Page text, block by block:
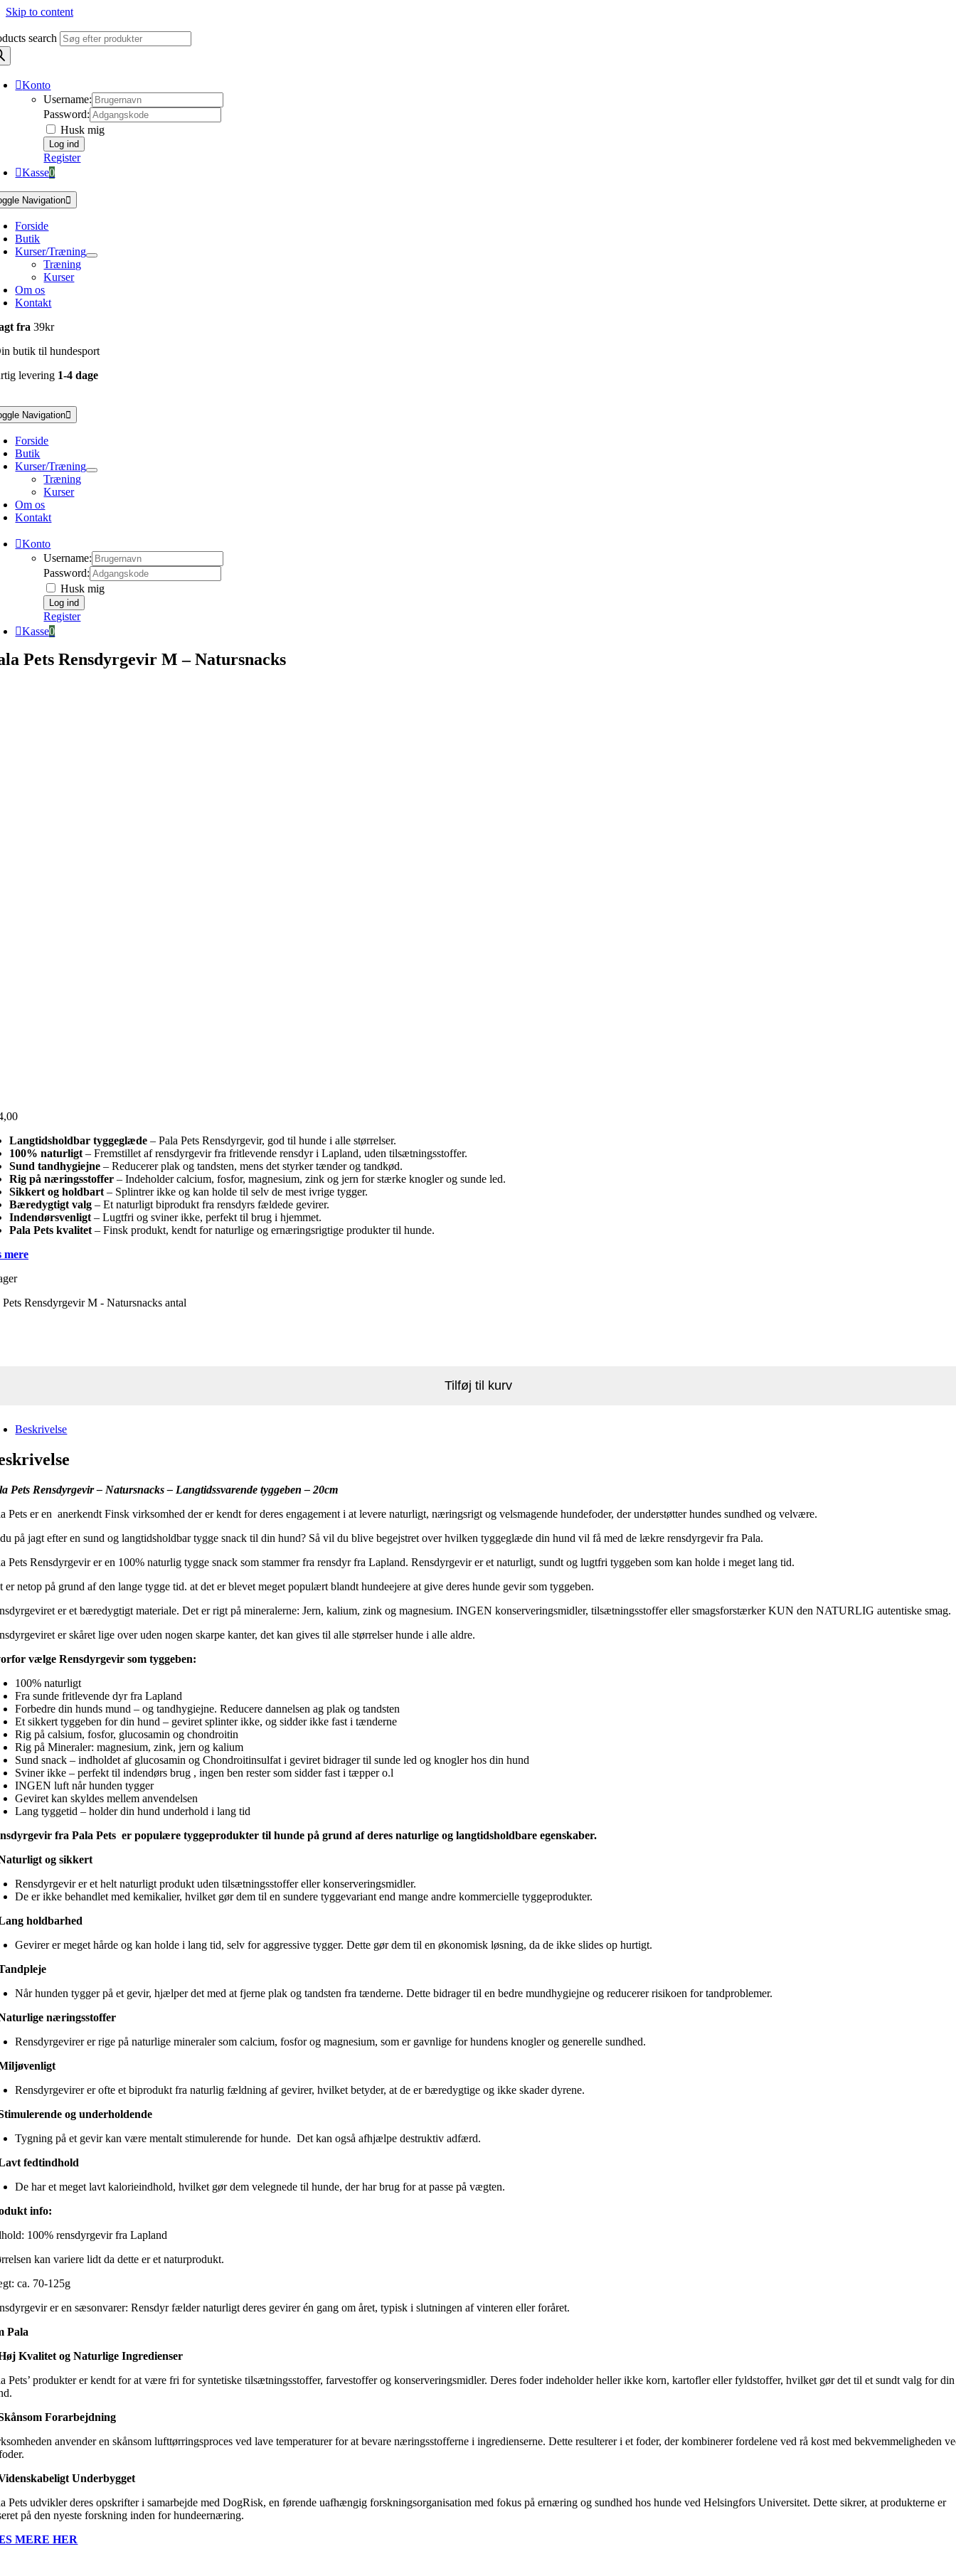
Skip to content
search
Konto
Username:
Password:
Husk mig
Register
Kasse0
Navigation
Forside
Butik
Kurser/Træning
Træning
Kurser
Om os
Kontakt
fra39kr
butik til hundesport
levering 1-4 dage
Navigation
Forside
Butik
Kurser/Træning
Træning
Kurser
Om os
Kontakt
Konto
Username:
Password:
Husk mig
Register
Kasse0
Pets Rensdyrgevir M – Natursnacks
Langtidsholdbar tyggeglæde – Pala Pets Rensdyrgevir, god til hunde i alle størrelser.
100% naturligt – Fremstillet af rensdyrgevir fra fritlevende rensdyr i Lapland, uden tilsætningsstoffer.
Sund tandhygiejne – Reducerer plak og tandsten, mens det styrker tænder og tandkød.
Rig på næringsstoffer – Indeholder calcium, fosfor, magnesium, zink og jern for stærke knogler og sunde led.
Sikkert og holdbart – Splintrer ikke og kan holde til selv de mest ivrige tygger.
Bæredygtigt valg – Et naturligt biprodukt fra rensdyrs fældede gevirer.
Indendørsvenligt – Lugtfri og sviner ikke, perfekt til brug i hjemmet.
Pala Pets kvalitet – Finsk produkt, kendt for naturlige og ernæringsrigtige produkter til hunde.
mere
Pets Rensdyrgevir M - Natursnacks antal
Tilføj til kurv
Beskrivelse
Pets Rensdyrgevir – Natursnacks – Langtidssvarende tyggeben – 20cm
Pets er en anerkendt Finsk virksomhed der er kendt for deres engagement i at levere naturligt, næringsrigt og velsmagende hundefoder, der understøtter hundes sundhed og velvære.
på jagt efter en sund og langtidsholdbar tygge snack til din hund? Så vil du blive begejstret over hvilken tyggeglæde din hund vil få med de lækre rensdyrgevir fra Pala.
Pets Rensdyrgevir er en 100% naturlig tygge snack som stammer fra rensdyr fra Lapland. Rensdyrgevir er et naturligt, sundt og lugtfri tyggeben som kan holde i meget lang tid.
er netop på grund af den lange tygge tid. at det er blevet meget populært blandt hundeejere at give deres hunde gevir som tyggeben.
er et bæredygtigt materiale. Det er rigt på mineralerne: Jern, kalium, zink og magnesium. INGEN konserveringsmidler, tilsætningsstoffer eller smagsforstærker KUN den NATURLIG autentiske smag.
er skåret lige over uden nogen skarpe kanter, det kan gives til alle størrelser hunde i alle aldre.
vælge Rensdyrgevir som tyggeben:
100% naturligt
Fra sunde fritlevende dyr fra Lapland
Forbedre din hunds mund – og tandhygiejne. Reducere dannelsen ag plak og tandsten
Et sikkert tyggeben for din hund – geviret splinter ikke, og sidder ikke fast i tænderne
Rig på calsium, fosfor, glucosamin og chondroitin
Rig på Mineraler: magnesium, zink, jern og kalium
Sund snack – indholdet af glucosamin og Chondroitinsulfat i geviret bidrager til sunde led og knogler hos din hund
Sviner ikke – perfekt til indendørs brug , ingen ben rester som sidder fast i tæpper o.l
INGEN luft når hunden tygger
Geviret kan skyldes mellem anvendelsen
Lang tyggetid – holder din hund underhold i lang tid
fra Pala Pets er populære tyggeprodukter til hunde på grund af deres naturlige og langtidsholdbare egenskaber.
og sikkert
Rensdyrgevir er et helt naturligt produkt uden tilsætningsstoffer eller konserveringsmidler.
De er ikke behandlet med kemikalier, hvilket gør dem til en sundere tyggevariant end mange andre kommercielle tyggeprodukter.
holdbarhed
Gevirer er meget hårde og kan holde i lang tid, selv for aggressive tygger. Dette gør dem til en økonomisk løsning, da de ikke slides op hurtigt.
Når hunden tygger på et gevir, hjælper det med at fjerne plak og tandsten fra tænderne. Dette bidrager til en bedre mundhygiejne og reducerer risikoen for tandproblemer.
næringsstoffer
Rensdyrgevirer er rige på naturlige mineraler som calcium, fosfor og magnesium, som er gavnlige for hundens knogler og generelle sundhed.
Rensdyrgevirer er ofte et biprodukt fra naturlig fældning af gevirer, hvilket betyder, at de er bæredygtige og ikke skader dyrene.
og underholdende
Tygning på et gevir kan være mentalt stimulerende for hunde. Det kan også afhjælpe destruktiv adfærd.
fedtindhold
De har et meget lavt kalorieindhold, hvilket gør dem velegnede til hunde, der har brug for at passe på vægten.
info:
100% rensdyrgevir fra Lapland
kan variere lidt da dette er et naturprodukt.
ca. 70-125g
er en sæsonvarer: Rensdyr fælder naturligt deres gevirer én gang om året, typisk i slutningen af vinteren eller foråret.
Pala
Kvalitet og Naturlige Ingredienser
Pets’ produkter er kendt for at være fri for syntetiske tilsætningsstoffer, farvestoffer og konserveringsmidler. Deres foder indeholder heller ikke korn, kartofler eller fyldstoffer, hvilket gør det til et sundt valg for din
Forarbejdning
anvender en skånsom lufttørringsproces ved lave temperaturer for at bevare næringsstofferne i ingredienserne. Dette resulterer i et foder, der kombinerer fordelene ved rå kost med bekvemmeligheden
Underbygget
Pets udvikler deres opskrifter i samarbejde med DogRisk, en førende uafhængig forskningsorganisation med fokus på ernæring og sundhed hos hunde ved Helsingfors Universitet. Dette sikrer, at produkterne er
på den nyeste forskning inden for hundeernæring.
MERE HER